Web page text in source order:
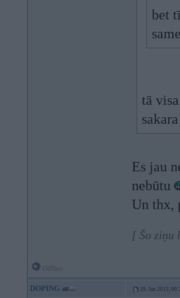
bet
tā
Es jau
nebūtu
Un thx,
[ Šo ziņu
DOPING 28. Jan 2013,